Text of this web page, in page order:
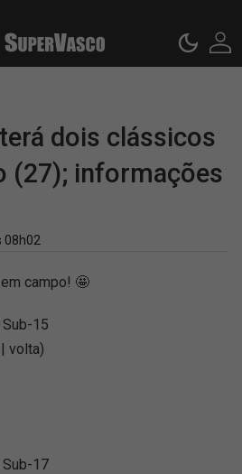
dois clássicos
(27); informações
08h02
em campo! 🤩
Sub-15
volta)
Sub-17